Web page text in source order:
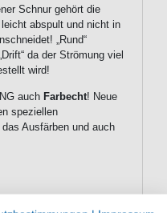
Schnur gehört die
abspult und nicht in
„Rund“
da der Strömung viel
wird!
auch Farbecht! Neue
speziellen
Ausfärben und auch